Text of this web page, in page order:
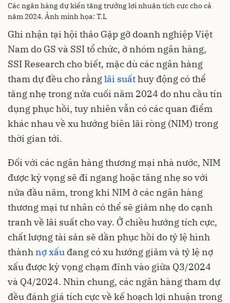
Các ngân hàng dự kiến tăng trưởng lợi nhuận tích cực cho cả
năm 2024. Ảnh minh họa: T.L
Ghi nhận tại hội thảo Gặp gỡ doanh nghiệp Việt
Nam do GS và SSI tổ chức, ở nhóm ngân hàng,
SSI Research cho biết, mặc dù các ngân hàng
tham dự đều cho rằnglãi suấthuy động có thể
tăng nhẹ trong nửa cuối năm 2024 do nhu cầu tín
dụng phục hồi, tuy nhiên vẫn có các quan điểm
khác nhau về xu hướng biên lãi ròng (NIM) trong
thời gian tới.
Đối với các ngân hàng thương mại nhà nước, NIM
được kỳ vọng sẽ đi ngang hoặc tăng nhẹ so với
nửa đầu năm, trong khi NIM ở các ngân hàng
thương mại tư nhân có thể sẽ giảm nhẹ do cạnh
tranh về lãi suất cho vay. Ở chiều hướng tích cực,
chất lượng tài sản sẽ dần phục hồi do tỷ lệ hình
thànhnợ xấu đang có xu hướng giảm và tỷ lệ nợ
xấu được kỳ vọng chạm đỉnh vào giữa Q3/2024
và Q4/2024. Nhìn chung, các ngân hàng tham dự
đều đánh giá tích cực về kế hoạch lợi nhuận trong